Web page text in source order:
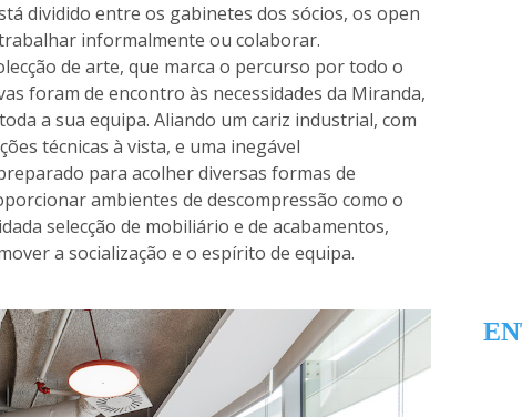
dividido entre os gabinetes dos sócios, os open
informalmente ou colaborar.
de arte, que marca o percurso por todo o
foram de encontro às necessidades da Miranda,
a sua equipa. Aliando um cariz industrial, com
técnicas à vista, e uma inegável
para acolher diversas formas de
ambientes de descompressão como o
selecção de mobiliário e de acabamentos,
a socialização e o espírito de equipa.